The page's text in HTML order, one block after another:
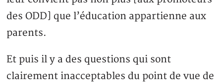
des ODD] que l’éducation appartienne aux
parents.
Et puis il y a des questions qui sont
clairement inacceptables du point de vue de